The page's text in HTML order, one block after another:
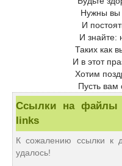
Нужны вы
И
И знайте:
Таких как
И в этот
Хотим
Пусть вам
Ссылки на файлы
links
К сожалению ссылки к
удалось!